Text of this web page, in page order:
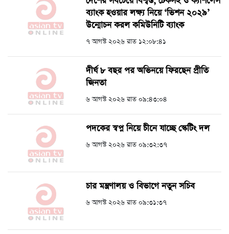
ব্যাংক হওয়ার লক্ষ্য নিয়ে ‘ভিশন ২০২৯’
উন্মোচন করল কমিউনিটি ব্যাংক
৭ আগস্ট ২০২৬ রাত ১২:০৮:৪১
দীর্ঘ ৮ বছর পর অভিনয়ে ফিরছেন প্রীতি
জিনতা
৬ আগস্ট ২০২৬ রাত ০৯:৪৩:০৪
পদকের স্বপ্ন নিয়ে চীনে যাচ্ছে স্কেটিং দল
৬ আগস্ট ২০২৬ রাত ০৯:৩২:৩৭
চার মন্ত্রণালয় ও বিভাগে নতুন সচিব
৬ আগস্ট ২০২৬ রাত ০৯:৩১:৩৭